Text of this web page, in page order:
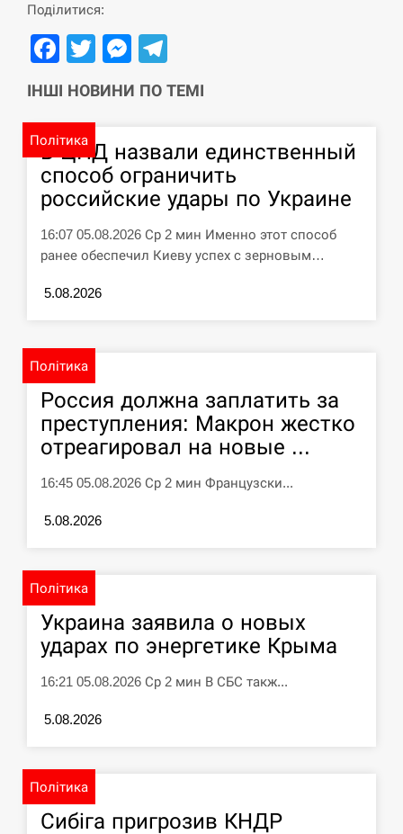
Поділитися:
Facebook
TwitterMessenger
ІНШІ НОВИНИ ПО ТЕМІ
Політика
В ЦПД назвали единственный
способ ограничить
российские удары по Украине
16:07 05.08.2026 Ср 2 мин Именно этот способ
ранее обеспечил Киеву успех с зерновым…
5.08.2026
Політика
Россия должна заплатить за
преступления: Макрон жестко
отреагировал на новые ...
16:45 05.08.2026 Ср 2 мин Французски...
5.08.2026
Політика
Украина заявила о новых
ударах по энергетике Крыма
16:21 05.08.2026 Ср 2 мин В СБС такж...
5.08.2026
Політика
Сибіга пригрозив КНДР